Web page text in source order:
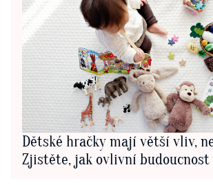
Dětské hračky mají větší vliv,
Zjistěte, jak ovlivní